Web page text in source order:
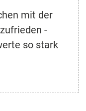
mit der
-
so stark